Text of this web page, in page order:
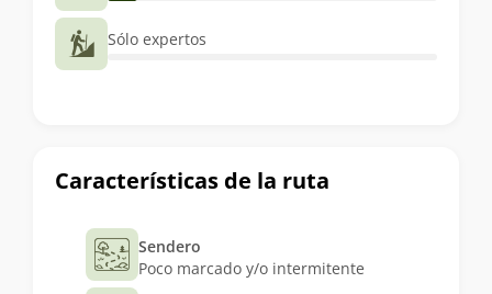
Características de la ruta
Sendero
Poco marcado y/o intermitente
Sólo expertos